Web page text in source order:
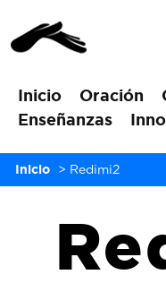
Inicio Oración
Enseñanzas
Inicio > Redimi2